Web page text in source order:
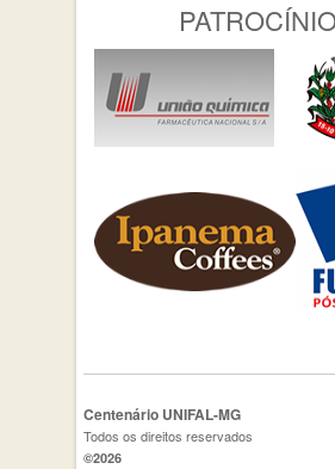
Centenário UNIFAL-MG
Todos os direitos reservados
©2026